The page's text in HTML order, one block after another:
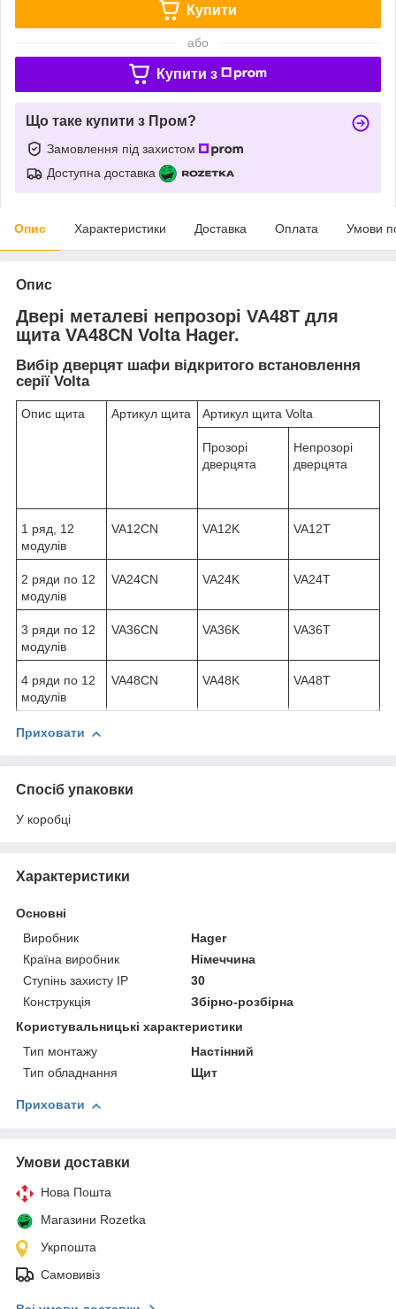
Купити
або
Купити з
Що таке купити з Пром?
Замовлення під захистом
Доступна доставка
Опис Характеристики Доставка Оплата Умови
Опис
Двері металеві непрозорі VA48T для
щита VA48CN Volta Hager.
Вибір дверцят шафи відкритого встановлення
серії Volta
Опис щита Артикул щита Артикул щита Volta
Прозорі
дверцята
Непрозорі
дверцята
1 ряд, 12
модулів
VA12CN VA12K VA12T
2 ряди по 12
модулів
VA24CN VA24K VA24T
3 ряди по 12
модулів
VA36CN VA36K VA36T
4 ряди по 12
модулів
VA48CN VA48K VA48T
Приховати
Спосіб упаковки
У коробці
Характеристики
Основні
Виробник
Hager
Країна виробник
Німеччина
Ступінь захисту IP
30
Конструкція
Збірно-розбірна
Користувальницькі характеристики
Тип монтажу
Настінний
Тип обладнання
Щит
Приховати
Умови доставки
Нова Пошта
Магазини Rozetka
Укрпошта
Самовивіз